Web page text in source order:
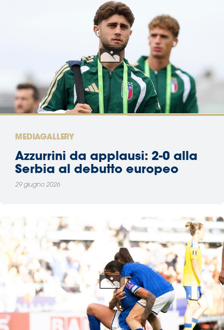
MEDIAGALLERY
Azzurrini da applausi: 2-0 alla
Serbia al debutto europeo
29 giugno 2026